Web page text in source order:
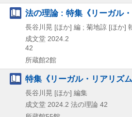
法の理論 : 特集《リーガル
長谷川晃 [ほか] 編 ; 菊地諒 [ほか]
成文堂 2024.2
42
所蔵館2館
特集《リーガル・リアリズム
長谷川晃 [ほか] 編集
成文堂 2024.2 法の理論 42